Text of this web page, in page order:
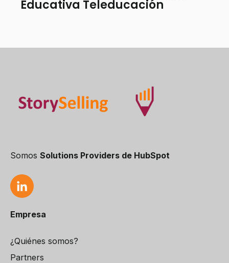
Educativa Teleducación
Somos Solutions Providers de HubSpot
Empresa
¿Quiénes somos?
Partners